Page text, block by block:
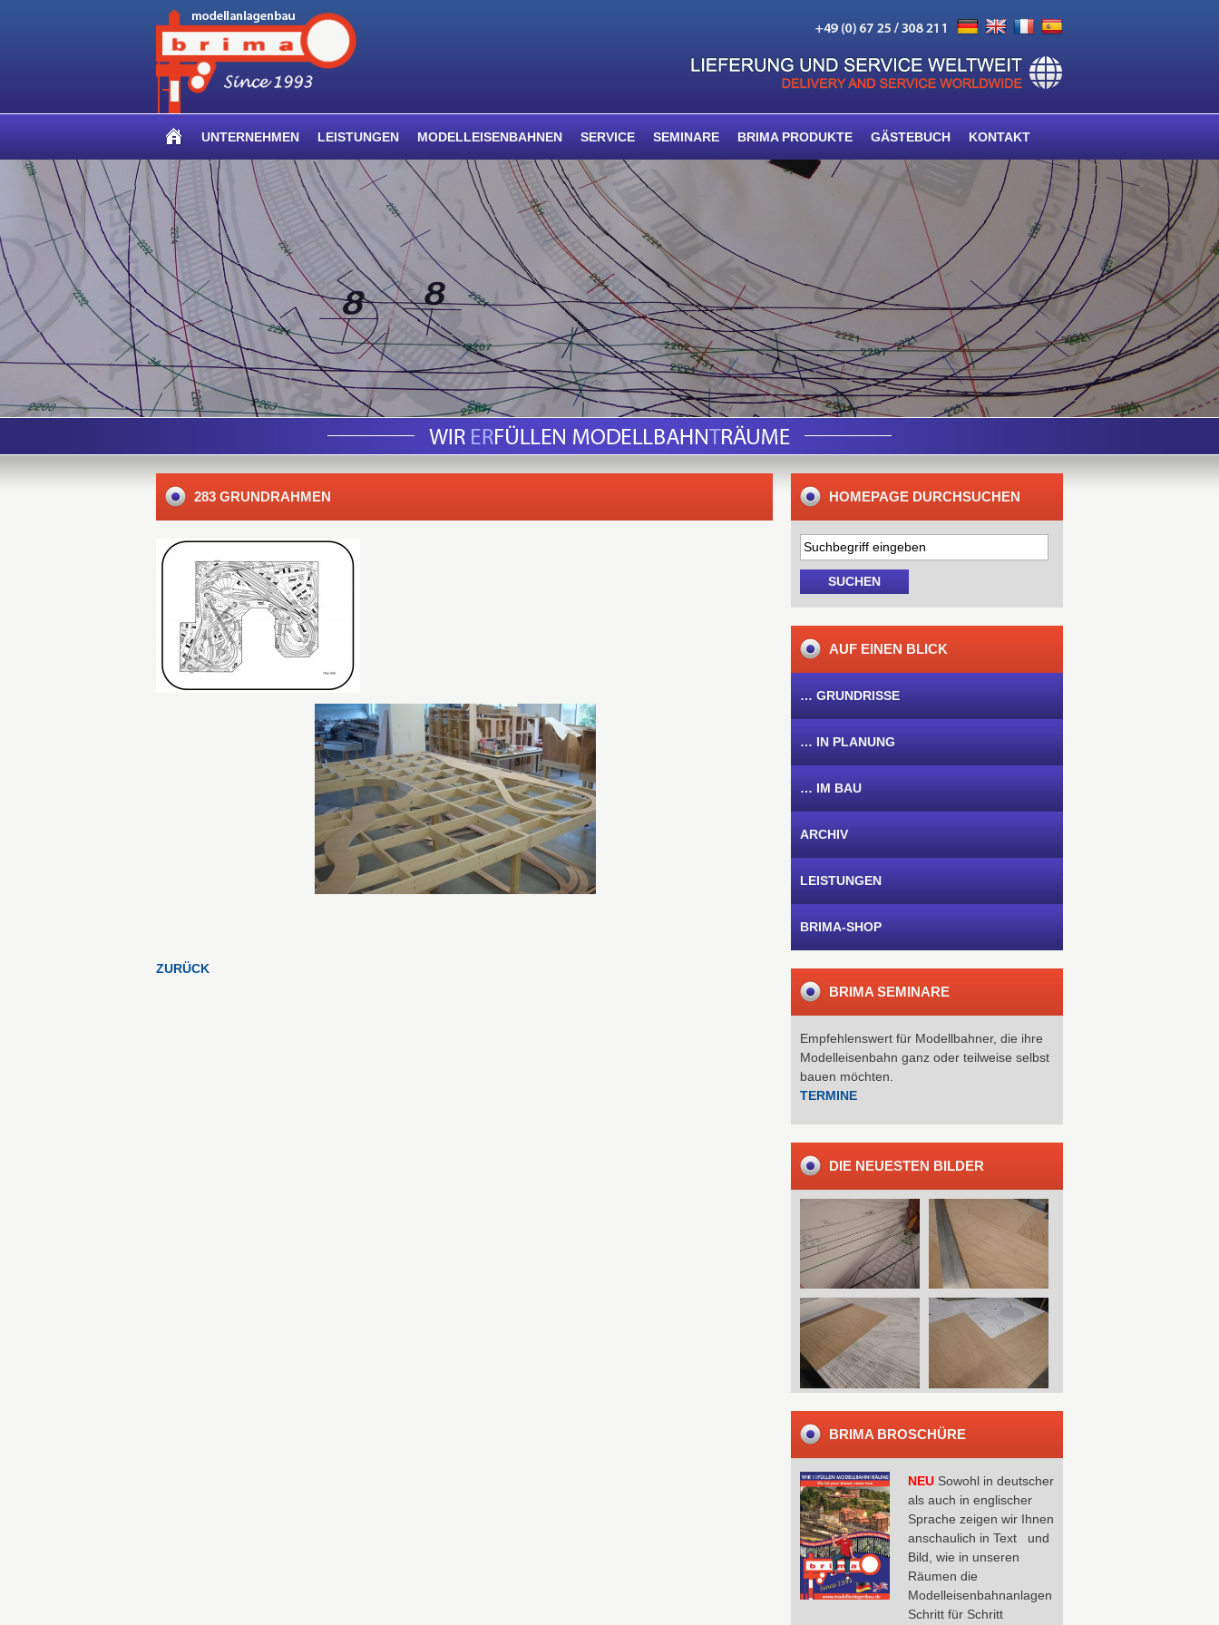
UNTERNEHMEN LEISTUNGEN MODELLEISENBAHNEN SERVICE SEMINARE BRIMA PRODUKTE GÄSTEBUCH KONTAKT
283 GRUNDRAHMEN
ZURÜCK
HOMEPAGE DURCHSUCHEN
AUF EINEN BLICK
… GRUNDRISSE
… IN PLANUNG
… IM BAU
ARCHIV
LEISTUNGEN
BRIMA-SHOP
BRIMA SEMINARE
Empfehlenswert für Modellbahner, die ihre
Modelleisenbahn ganz oder teilweise selbst
bauen möchten.
TERMINE
DIE NEUESTEN BILDER
BRIMA BROSCHÜRE
NEU Sowohl in deutscher
als auch in englischer
Sprache zeigen wir Ihnen
anschaulich in Text und
Bild, wie in unseren
Räumen die
Modelleisenbahnanlagen
Schritt für Schritt